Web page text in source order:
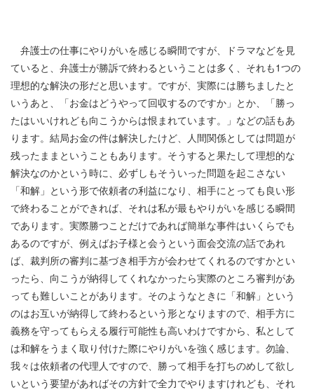
弁護士の仕事にやりがいを感じる瞬間ですが、ドラマなどを見
ていると、弁護士が勝訴で終わるということは多く、それも1つの
理想的な解決の形だと思います。ですが、実際には勝ちましたと
いうあと、「お金はどうやって回収するのですか」とか、「勝っ
たはいいけれども向こうからは恨まれています。」などの話もあ
ります。結局お金の件は解決したけど、人間関係としては問題が
残ったままということもあります。そうすると果たして理想的な
解決なのかという時に、必ずしもそういった問題を起こさない
「和解」という形で依頼者の利益になり、相手にとっても良い形
で終わることができれば、それは私が最もやりがいを感じる瞬間
であります。実際勝つことだけであれば簡単な事件はいくらでも
あるのですが、例えばお子様と会うという面会交流の話であれ
ば、裁判所の審判に基づき相手方が会わせてくれるのですかとい
ったら、向こうが納得してくれなかったら実際のところ審判があ
っても難しいことがあります。そのようなときに「和解」という
のはお互いが納得して終わるという形となりますので、相手方に
義務を守ってもらえる履行可能性も高いわけですから、私として
は和解をうまく取り付けた際にやりがいを強く感じます。勿論、
我々は依頼者の代理人ですので、勝って相手を打ちのめして欲し
いという要望があればその方針で全力でやりますけれども、それ